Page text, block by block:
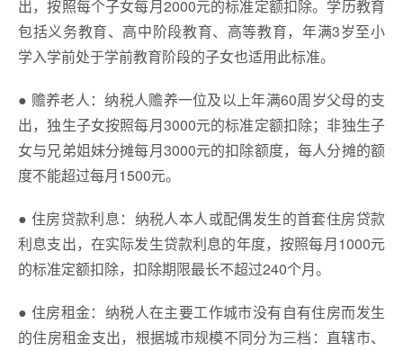
出，按照每个子女每月2000元的标准定额扣除。学历教育
包括义务教育、高中阶段教育、高等教育，年满3岁至小
学入学前处于学前教育阶段的子女也适用此标准。
● 赡养老人：纳税人赡养一位及以上年满60周岁父母的支
出，独生子女按照每月3000元的标准定额扣除；非独生子
女与兄弟姐妹分摊每月3000元的扣除额度，每人分摊的额
度不能超过每月1500元。
● 住房贷款利息：纳税人本人或配偶发生的首套住房贷款
利息支出，在实际发生贷款利息的年度，按照每月1000元
的标准定额扣除，扣除期限最长不超过240个月。
● 住房租金：纳税人在主要工作城市没有自有住房而发生
的住房租金支出，根据城市规模不同分为三档：直辖市、